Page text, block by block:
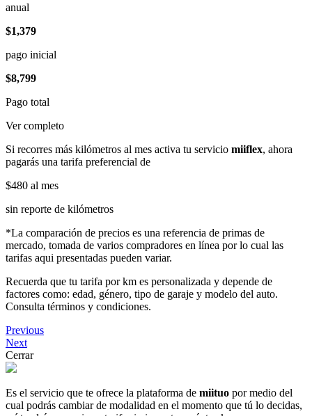
anual
$1,379
pago inicial
$8,799
Pago total
Ver completo
Si recorres más kilómetros al mes activa tu servicio miiflex, ahora
pagarás una tarifa preferencial de
$480 al mes
sin reporte de kilómetros
*La comparación de precios es una referencia de primas de
mercado, tomada de varios compradores en línea por lo cual las
tarifas aqui presentadas pueden variar.
Recuerda que tu tarifa por km es personalizada y depende de
factores como: edad, género, tipo de garaje y modelo del auto.
Consulta términos y condiciones.
Previous
Next
Cerrar
Es el servicio que te ofrece la plataforma de miituo por medio del
cual podrás cambiar de modalidad en el momento que tú lo decidas,